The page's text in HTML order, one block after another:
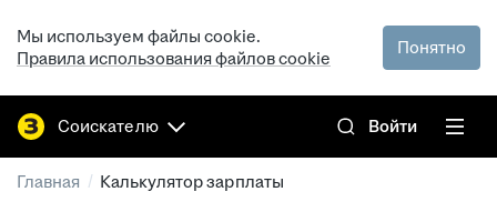
Мы используем файлы cookie.
Правила использования файлов cookie
Понятно
Соискателю Войти
Главная / Калькулятор зарплаты